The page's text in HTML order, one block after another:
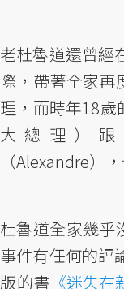
老杜魯道還曾經
際，帶著全家再
理，而時年18歲
大總理）
（Alexandre）
杜魯道全家幾乎
事件有任何的評
版的書 《迷失在